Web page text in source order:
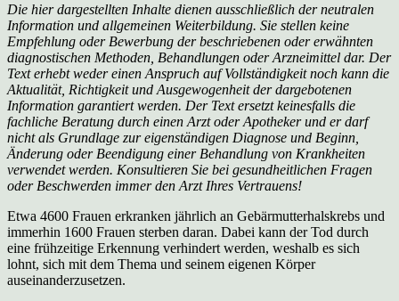
Die hier dargestellten Inhalte dienen ausschließlich der neutralen
Information und allgemeinen Weiterbildung. Sie stellen keine
Empfehlung oder Bewerbung der beschriebenen oder erwähnten
diagnostischen Methoden, Behandlungen oder Arzneimittel dar. Der
Text erhebt weder einen Anspruch auf Vollständigkeit noch kann die
Aktualität, Richtigkeit und Ausgewogenheit der dargebotenen
Information garantiert werden. Der Text ersetzt keinesfalls die
fachliche Beratung durch einen Arzt oder Apotheker und er darf
nicht als Grundlage zur eigenständigen Diagnose und Beginn,
Änderung oder Beendigung einer Behandlung von Krankheiten
verwendet werden. Konsultieren Sie bei gesundheitlichen Fragen
oder Beschwerden immer den Arzt Ihres Vertrauens!
Etwa 4600 Frauen erkranken jährlich an Gebärmutterhalskrebs und
immerhin 1600 Frauen sterben daran. Dabei kann der Tod durch
eine frühzeitige Erkennung verhindert werden, weshalb es sich
lohnt, sich mit dem Thema und seinem eigenen Körper
auseinanderzusetzen.